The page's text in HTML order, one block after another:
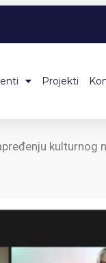
Projekti
kulturnog